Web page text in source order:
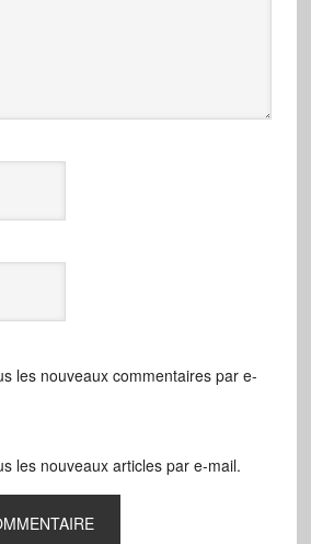
les nouveaux commentaires par e-
les nouveaux articles par e-mail.